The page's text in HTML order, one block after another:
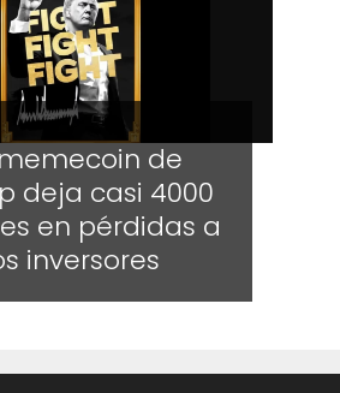
de
deja casi 4000
en pérdidas a
inversores